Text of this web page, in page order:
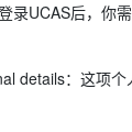
录UCAS后，你
details：这项